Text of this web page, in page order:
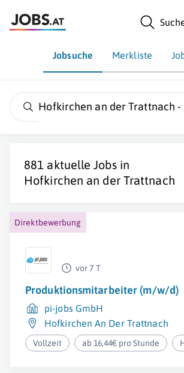
Jobsuche Merkliste
Hofkirchen an der Trattnach -
881 aktuelle Jobs in
Hofkirchen an der Trattnach
Direktbewerbung
vor 7 T
Produktionsmitarbeiter (m/w/d)
pi-jobs GmbH
Hofkirchen An Der Trattnach
Vollzeit ab 16,44€ pro Stunde